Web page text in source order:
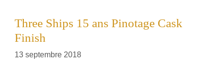
Three Ships 15 ans Pinotage Cask
Finish
13 septembre 2018